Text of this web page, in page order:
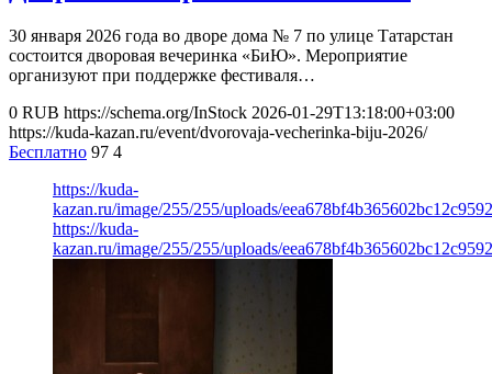
30 января 2026 года во дворе дома № 7 по улице Татарстан
состоится дворовая вечеринка «БиЮ». Мероприятие
организуют при поддержке фестиваля…
0 RUB https://schema.org/InStock 2026-01-29T13:18:00+03:00
https://kuda-kazan.ru/event/dvorovaja-vecherinka-biju-2026/
Бесплатно 97 4
https://kuda-
kazan.ru/image/255/255/uploads/
https://kuda-
kazan.ru/image/255/255/uploads/